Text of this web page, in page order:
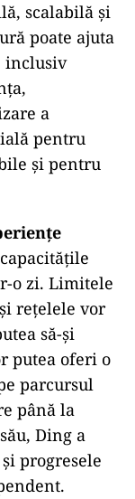
scalabilă și
poate ajuta
inclusiv
a
pentru
și pentru
o zi. Limitele
rețelele vor
să-și
putea oferi o
parcursul
până la
Ding a
progresele